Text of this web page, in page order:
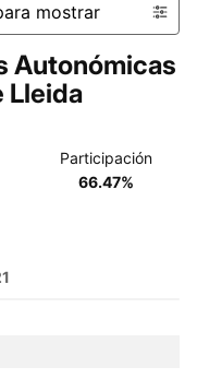
mostrar
Autonómicas
Lleida
Participación
66.47%